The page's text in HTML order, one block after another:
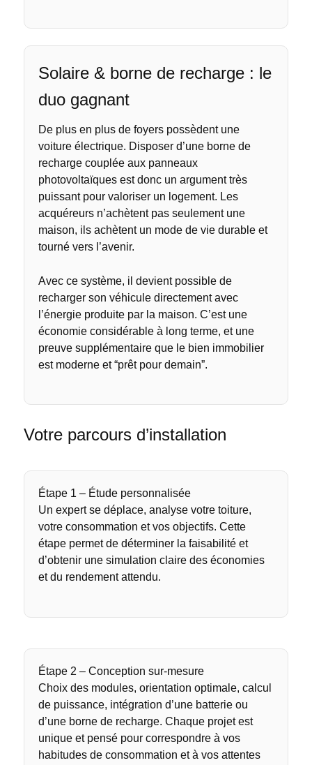
Solaire & borne de recharge : le
duo gagnant
De plus en plus de foyers possèdent une
voiture électrique. Disposer d’une borne de
recharge couplée aux panneaux
photovoltaïques est donc un argument très
puissant pour valoriser un logement. Les
acquéreurs n’achètent pas seulement une
maison, ils achètent un mode de vie durable et
tourné vers l’avenir.
Avec ce système, il devient possible de
recharger son véhicule directement avec
l’énergie produite par la maison. C’est une
économie considérable à long terme, et une
preuve supplémentaire que le bien immobilier
est moderne et “prêt pour demain”.
Votre parcours d’installation
Étape 1 – Étude personnalisée
Un expert se déplace, analyse votre toiture,
votre consommation et vos objectifs. Cette
étape permet de déterminer la faisabilité et
d’obtenir une simulation claire des économies
et du rendement attendu.
Étape 2 – Conception sur-mesure
Choix des modules, orientation optimale, calcul
de puissance, intégration d’une batterie ou
d’une borne de recharge. Chaque projet est
unique et pensé pour correspondre à vos
habitudes de consommation et à vos attentes